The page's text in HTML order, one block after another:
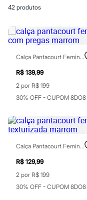
Casacos e Jaquetas
Macacões
Saias
Shorts e Bermudas
Vestidos
Bolsas
Bonés e Chapéus
Bijoux
Cintos
Relógios
Calçados
Chinelos
Sandálias
Sapatilhas
Tênis
Marcas
42 produtos
Calça Pantacourt Feminina Com Pregas Marrom
R$ 139,99
2 por R$ 199
30% OFF - CUPOM 8DO8
Calça Pantacourt Feminina Texturizada Marrom
R$ 129,99
2 por R$ 199
30% OFF - CUPOM 8DO8